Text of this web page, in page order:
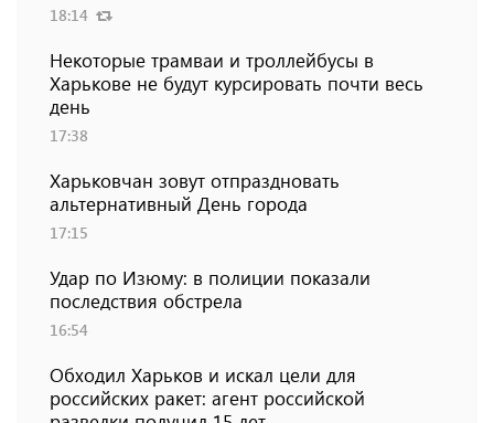
18:14
Некоторые трамваи и троллейбусы в
Харькове не будут курсировать почти весь
день
17:38
Харьковчан зовут отпраздновать
альтернативный День города
17:15
Удар по Изюму: в полиции показали
последствия обстрела
16:54
Обходил Харьков и искал цели для
российских ракет: агент российской